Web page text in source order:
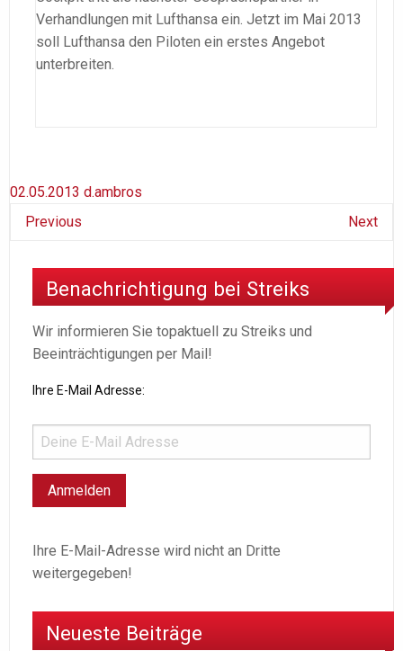
Verhandlungen mit Lufthansa ein. Jetzt im Mai 2013
soll Lufthansa den Piloten ein erstes Angebot
unterbreiten.
02.05.2013 d.ambros
Previous
Next
Benachrichtigung bei Streiks
Wir informieren Sie topaktuell zu Streiks und
Beeinträchtigungen per Mail!
Ihre E-Mail Adresse:
Ihre E-Mail-Adresse wird nicht an Dritte
weitergegeben!
Neueste Beiträge